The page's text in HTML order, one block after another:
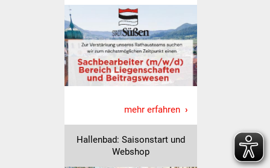
Bürgerhaus
Kulturhalle
Vereine und Parteien
Selbsteintrag Vereine
Beirat Süßener Vereine
mehr erfahren
Hallenbad: Saisonstart und
Webshop